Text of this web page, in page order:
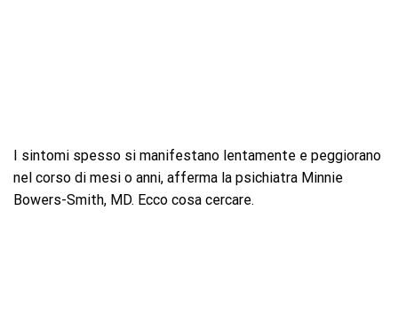
I sintomi spesso si manifestano lentamente e peggiorano
nel corso di mesi o anni, afferma la psichiatra Minnie
Bowers-Smith, MD. Ecco cosa cercare.